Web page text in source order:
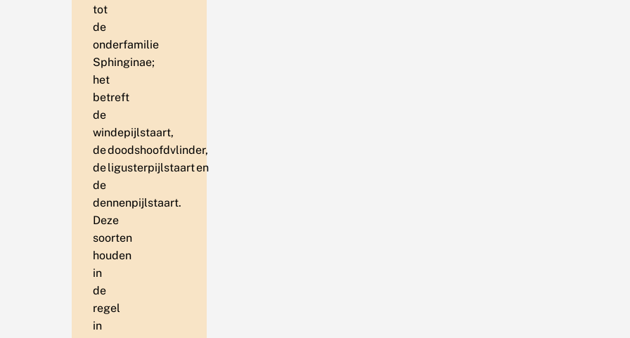
tot
de
onderfamilie
Sphinginae;
het
betreft
de
windepijlstaart,
de doodshoofdvlinder,
de ligusterpijlstaart en
de
dennenpijlstaart.
Deze
soorten
houden
in
de
regel
in